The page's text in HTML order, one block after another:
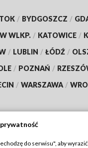
/ BYDGOSZCZ /
WLKP. / KATOWICE /
/ LUBLIN / ŁÓDŹ /
/ POZNAŃ /
/ WARSZAWA /
do serwisu", aby